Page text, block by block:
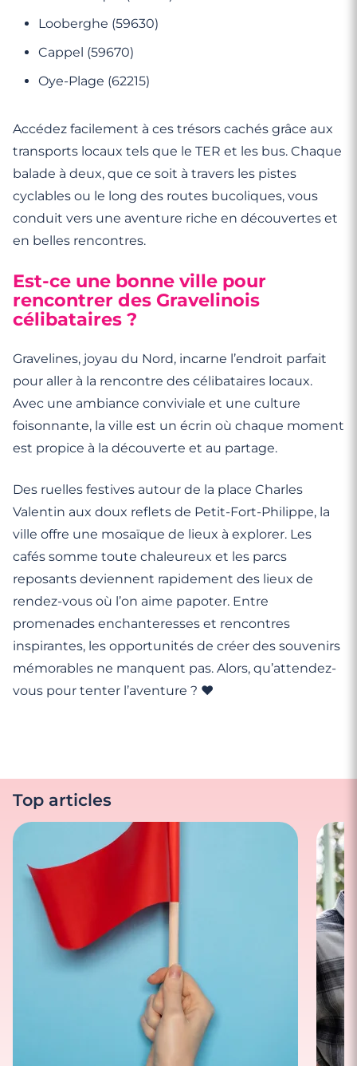
Looberghe (59630)
Cappel (59670)
Oye-Plage (62215)
Accédez facilement à ces trésors cachés grâce aux
transports locaux tels que le TER et les bus. Chaque
balade à deux, que ce soit à travers les pistes
cyclables ou le long des routes bucoliques, vous
conduit vers une aventure riche en découvertes et
en belles rencontres.
Est-ce une bonne ville pour
rencontrer des Gravelinois
célibataires ?
Gravelines, joyau du Nord, incarne l’endroit parfait
pour aller à la rencontre des célibataires locaux.
Avec une ambiance conviviale et une culture
foisonnante, la ville est un écrin où chaque moment
est propice à la découverte et au partage.
Des ruelles festives autour de la place Charles
Valentin aux doux reflets de Petit-Fort-Philippe, la
ville offre une mosaïque de lieux à explorer. Les
cafés somme toute chaleureux et les parcs
reposants deviennent rapidement des lieux de
rendez-vous où l’on aime papoter. Entre
promenades enchanteresses et rencontres
inspirantes, les opportunités de créer des souvenirs
mémorables ne manquent pas. Alors, qu’attendez-
vous pour tenter l’aventure ? ❤️
Top articles